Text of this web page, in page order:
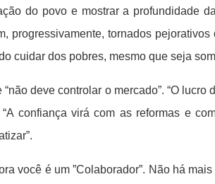
do povo e mostrar a profundidade
progressivamente, tornados
cuidar dos pobres, mesmo que seja
deve controlar o mercado”. “O
confiança virá com as reformas e
você é um ”Colaborador”. Não há